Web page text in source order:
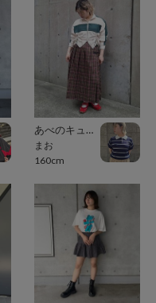
あべのキューズモール（109ABENO）
まお
160cm